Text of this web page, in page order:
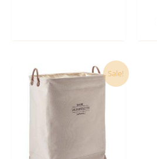
Sale!
Dieses
Produkt